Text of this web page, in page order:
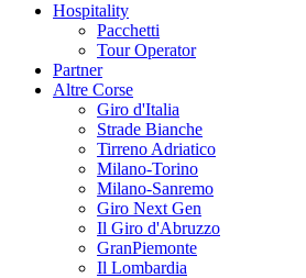
Hospitality
Pacchetti
Tour Operator
Partner
Altre Corse
Giro d'Italia
Strade Bianche
Tirreno Adriatico
Milano-Torino
Milano-Sanremo
Giro Next Gen
Il Giro d'Abruzzo
GranPiemonte
Il Lombardia